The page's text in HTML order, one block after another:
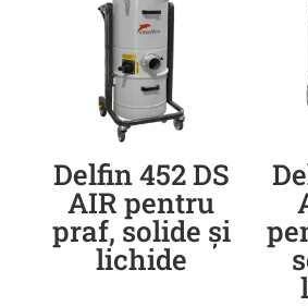
Delfin 452 DS
AIR pentru
praf, solide și
lichide